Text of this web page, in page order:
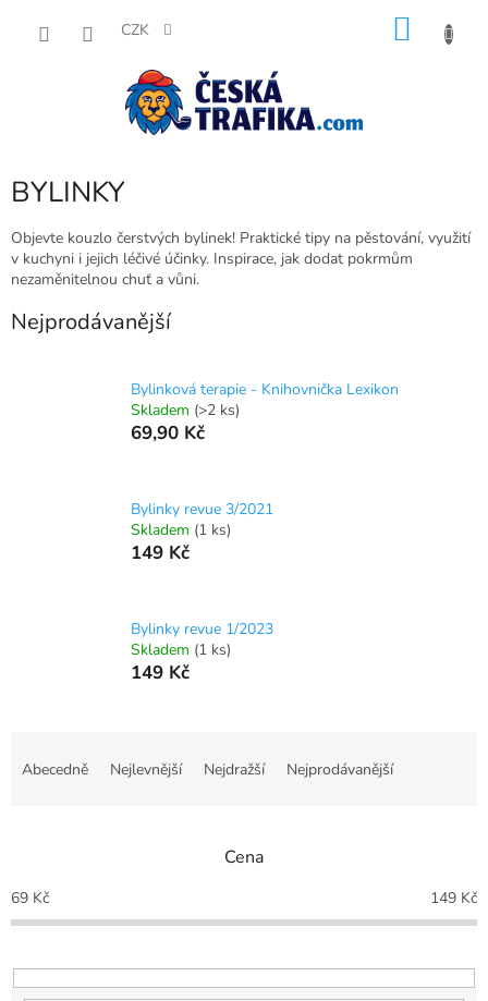
CZK
BYLINKY
Objevte kouzlo čerstvých bylinek! Praktické tipy na pěstování, využití
v kuchyni i jejich léčivé účinky. Inspirace, jak dodat pokrmům
nezaměnitelnou chuť a vůni.
Nejprodávanější
Bylinková terapie - Knihovnička Lexikon
Skladem (>2 ks)
69,90 Kč
Bylinky revue 3/2021
Skladem (1 ks)
149 Kč
Bylinky revue 1/2023
Skladem (1 ks)
149 Kč
p
r
o
u
Abecedně Nejlevnější Nejdražší Nejprodávanější
Cena
69 Kč 149 Kč